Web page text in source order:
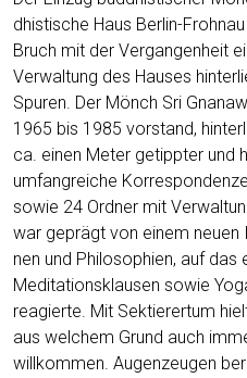
dhis­ti­sche Haus Ber­lin-
Bruch mit der Ver­gan­gen­heit
Ver­wal­tung des Hau­ses
Spu­ren. Der Mönch Sri
1965 bis 1985 vor­stand,
ca. einen Meter getipp­ter und
umfang­rei­che
sowie 24 Ord­ner mit
war geprägt von einem
nen und Phi­lo­so­phien, auf
Medi­ta­ti­ons­klau­sen sowie
reagier­te. Mit Sek­tie­rer­tum
aus wel­chem Grund auch
will­kom­men. Augen­zeu­gen